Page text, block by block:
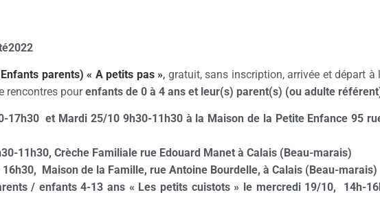
parents) « A petits pas », gratuit, sans inscription, arrivée et départ à
rencontres pourenfants de 0 à 4 ans et leur(s) parent(s) (ou adulte
17h30 et Mardi 25/10 9h30-11h30 à la Maison de la Petite Enfance 95
11h30, Crèche Familiale rue Edouard Manet à Calais (Beau-marais)
16h30, Maison de la Famille, rue Antoine Bourdelle, à Calais (Beau-marais)
/ enfants 4-13 ans « Les petits cuistots » le mercredi 19/10, 14h-